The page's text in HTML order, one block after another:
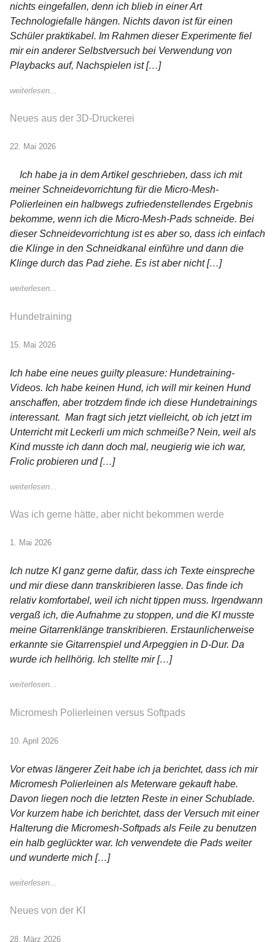
nichts eingefallen, denn ich blieb in einer Art
Technologiefalle hängen. Nichts davon ist für einen
Schüler praktikabel. Im Rahmen dieser Experimente fiel
mir ein anderer Selbstversuch bei Verwendung von
Playbacks auf, Nachspielen ist […]
weiterlesen...
Neues aus der 3D-Druckerei
22. Mai 2026
Ich habe ja in dem Artikel geschrieben, dass ich mit
meiner Schneidevorrichtung für die Micro-Mesh-
Polierleinen ein halbwegs zufriedenstellendes Ergebnis
bekomme, wenn ich die Micro-Mesh-Pads schneide. Bei
dieser Schneidevorrichtung ist es aber so, dass ich einfach
die Klinge in den Schneidkanal einführe und dann die
Klinge durch das Pad ziehe. Es ist aber nicht […]
weiterlesen...
Hundetraining
15. Mai 2026
Ich habe eine neues guilty pleasure: Hundetraining-
Videos. Ich habe keinen Hund, ich will mir keinen Hund
anschaffen, aber trotzdem finde ich diese Hundetrainings
interessant. Man fragt sich jetzt vielleicht, ob ich jetzt im
Unterricht mit Leckerli um mich schmeiße? Nein, weil als
Kind musste ich dann doch mal, neugierig wie ich war,
Frolic probieren und […]
weiterlesen...
Was ich gerne hätte, aber nicht bekommen werde
1. Mai 2026
Ich nutze KI ganz gerne dafür, dass ich Texte einspreche
und mir diese dann transkribieren lasse. Das finde ich
relativ komfortabel, weil ich nicht tippen muss. Irgendwann
vergaß ich, die Aufnahme zu stoppen, und die KI musste
meine Gitarrenklänge transkribieren. Erstaunlicherweise
erkannte sie Gitarrenspiel und Arpeggien in D-Dur. Da
wurde ich hellhörig. Ich stellte mir […]
weiterlesen...
Micromesh Polierleinen versus Softpads
10. April 2026
Vor etwas längerer Zeit habe ich ja berichtet, dass ich mir
Micromesh Polierleinen als Meterware gekauft habe.
Davon liegen noch die letzten Reste in einer Schublade.
Vor kurzem habe ich berichtet, dass der Versuch mit einer
Halterung die Micromesh-Softpads als Feile zu benutzen
ein halb geglückter war. Ich verwendete die Pads weiter
und wunderte mich […]
weiterlesen...
Neues von der KI
28. März 2026